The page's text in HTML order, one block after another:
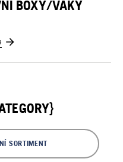
BOXY/VAKY
SORTIMENT